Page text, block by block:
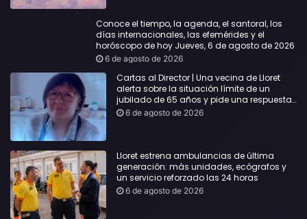
Conoce el tiempo, la agenda, el santoral, los
días internacionales, las efemérides y el
horóscopo de hoy Jueves, 6 de agosto de 2026
6 de agosto de 2026
Cartas al Director | Una vecina de Lloret
alerta sobre la situación límite de un
jubilado de 65 años y pide una respuesta
urgente
6 de agosto de 2026
Lloret estrena ambulancias de última
generación: más unidades, ecógrafos y
un servicio reforzado las 24 horas
6 de agosto de 2026